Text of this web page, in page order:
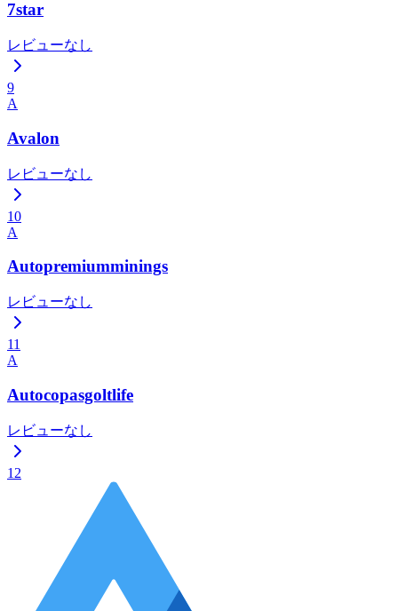
7star
レビューなし
9
A
Avalon
レビューなし
10
A
Autopremiumminings
レビューなし
11
A
Autocopasgoltlife
レビューなし
12